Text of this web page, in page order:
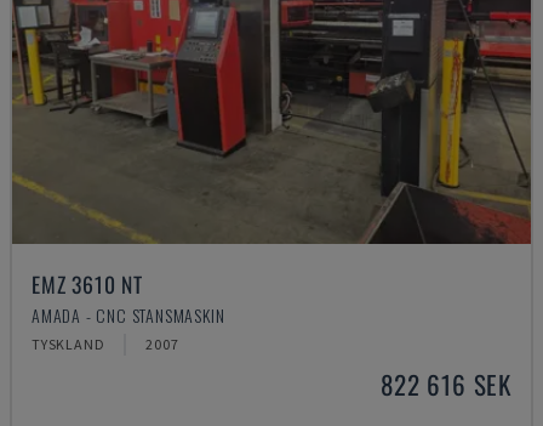
EMZ 3610 NT
AMADA - CNC STANSMASKIN
TYSKLAND 2007
822 616 SEK